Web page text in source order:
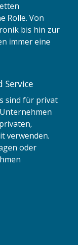
Rolle. Von
bis hin zur
immer eine
Service
sind für privat
verwenden.
oder